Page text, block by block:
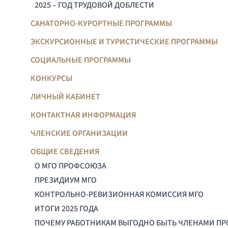
2025 – ГОД ТРУДОВОЙ ДОБЛЕСТИ
САНАТОРНО-КУРОРТНЫЕ ПРОГРАММЫ
ЭКСКУРСИОННЫЕ И ТУРИСТИЧЕСКИЕ ПРОГРАММЫ
СОЦИАЛЬНЫЕ ПРОГРАММЫ
КОНКУРСЫ
ЛИЧНЫЙ КАБИНЕТ
КОНТАКТНАЯ ИНФОРМАЦИЯ
ЧЛЕНСКИЕ ОРГАНИЗАЦИИ
ОБЩИЕ СВЕДЕНИЯ
О МГО ПРОФСОЮЗА
ПРЕЗИДИУМ МГО
КОНТРОЛЬНО-РЕВИЗИОННАЯ КОМИССИЯ МГО
ИТОГИ 2025 ГОДА
ПОЧЕМУ РАБОТНИКАМ ВЫГОДНО БЫТЬ ЧЛЕНАМИ